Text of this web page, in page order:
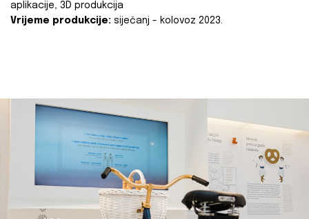
aplikacije, 3D produkcija
Vrijeme produkcije: siječanj - kolovoz 2023.